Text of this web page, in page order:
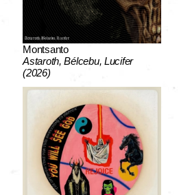
Montsanto
Astaroth, Bélcebu, Lucifer
(2026)